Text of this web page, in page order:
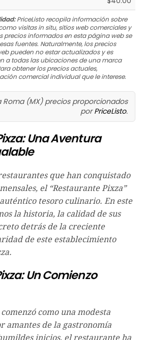
PriceListo recopila información sobre
visitas in situ, sitios web comerciales y
precios informados en esta página web se
fuentes. Naturalmente, los precios
pueden no estar actualizados y es
a todas las ubicaciones de una marca
obtener los precios actuales,
comercial individual que le interese.
Roma (MX) precios proporcionados
porPriceListo.
Una Aventura
que han conquistado
el “Restaurante Pixza”
tesoro culinario. En este
la historia, la calidad de sus
detrás de la creciente
de este establecimiento
Un Comienzo
como una modesta
amantes de la gastronomía
inicios, el restaurante ha